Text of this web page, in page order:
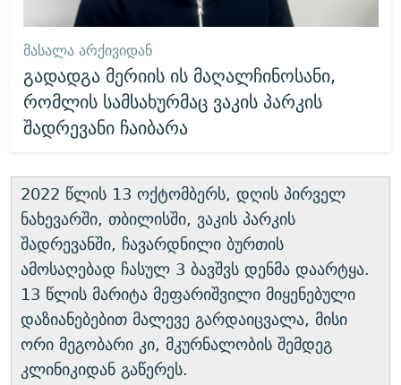
ᲛᲐᲡᲐᲚᲐ ᲐᲠᲥᲘᲕᲘᲓᲐᲜ
გადადგა მერიის ის მაღალჩინოსანი,
რომლის სამსახურმაც ვაკის პარკის
შადრევანი ჩაიბარა
2022 წლის 13 ოქტომბერს, დღის პირველ
ნახევარში, თბილისში, ვაკის პარკის
შადრევანში, ჩავარდნილი ბურთის
ამოსაღებად ჩასულ 3 ბავშვს დენმა დაარტყა.
13 წლის მარიტა მეფარიშვილი მიყენებული
დაზიანებებით მალევე გარდაიცვალა, მისი
ორი მეგობარი კი, მკურნალობის შემდეგ
კლინიკიდან გაწერეს.